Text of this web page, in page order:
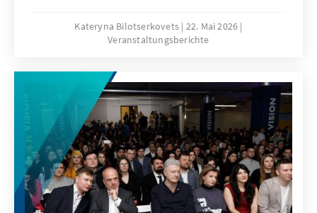
Bedingungen eines umfassenden Krieges
widmete. Vertreter: Innen aus Politik,
Fachwelt aus Deutschland und der Ukraine
tauschten praktische Erfahrungen aus und
diskutierten Lehren für Deutschland und
Europa. Veranstalter der Diskussion waren
das Auslandsbüro der Konrad-Adenauer-
Stiftung in der Ukraine und der ukrainische
Think Tank Dixi Group
Kateryna Bilotserkovets 22. Mai 2026
Veranstaltungsberichte